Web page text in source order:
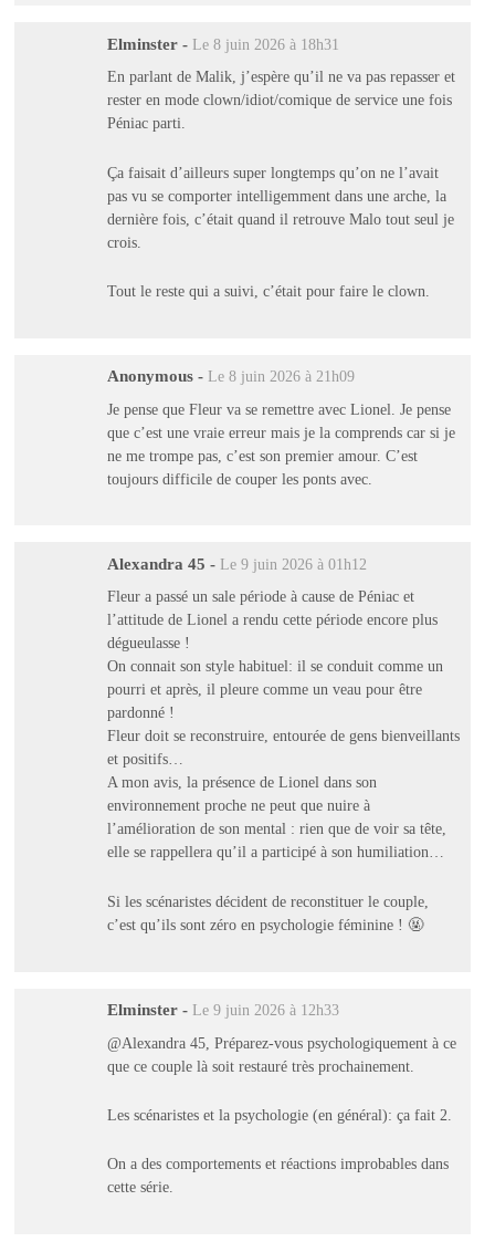
Elminster - Le 8 juin 2026 à 18h31
En parlant de Malik, j’espère qu’il ne va pas repasser et
rester en mode clown/idiot/comique de service une fois
Péniac parti.
Ça faisait d’ailleurs super longtemps qu’on ne l’avait
pas vu se comporter intelligemment dans une arche, la
dernière fois, c’était quand il retrouve Malo tout seul je
crois.
Tout le reste qui a suivi, c’était pour faire le clown.
Anonymous - Le 8 juin 2026 à 21h09
Je pense que Fleur va se remettre avec Lionel. Je pense
que c’est une vraie erreur mais je la comprends car si je
ne me trompe pas, c’est son premier amour. C’est
toujours difficile de couper les ponts avec.
Alexandra 45 - Le 9 juin 2026 à 01h12
Fleur a passé un sale période à cause de Péniac et
l’attitude de Lionel a rendu cette période encore plus
dégueulasse !
On connait son style habituel: il se conduit comme un
pourri et après, il pleure comme un veau pour être
pardonné !
Fleur doit se reconstruire, entourée de gens bienveillants
et positifs…
A mon avis, la présence de Lionel dans son
environnement proche ne peut que nuire à
l’amélioration de son mental : rien que de voir sa tête,
elle se rappellera qu’il a participé à son humiliation…
Si les scénaristes décident de reconstituer le couple,
c’est qu’ils sont zéro en psychologie féminine ! 🤬
Elminster - Le 9 juin 2026 à 12h33
@Alexandra 45, Préparez-vous psychologiquement à ce
que ce couple là soit restauré très prochainement.
Les scénaristes et la psychologie (en général): ça fait 2.
On a des comportements et réactions improbables dans
cette série.